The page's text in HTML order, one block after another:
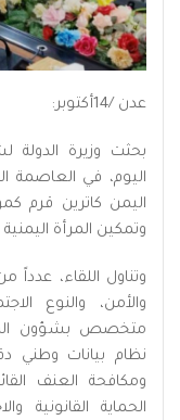
عدن /14أكتوبر:
بحثت وزيرة
اليوم، في العاصمة
اليمن كاترين قرم
وتمكين المرأة
وتناول اللقاء، عدداً
والأمن، والنوع
متخصص بشؤون
نظام بيانات وطني
ومكافحة العنف
الحماية القانونية